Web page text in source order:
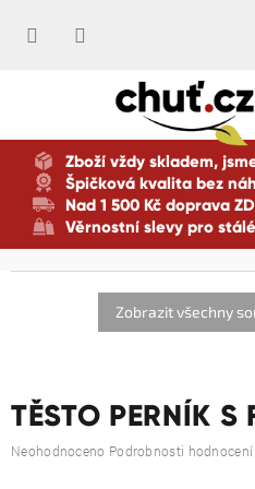
Zboží vždy skladem,
Špičková kvalita bez
Nad 1 500 Kč doprava
Věrnostní slevy pro
TĚSTO PERNÍK S
Průměrné
Neohodnoceno Podrobnosti hodnocení
Zobrazit všechny